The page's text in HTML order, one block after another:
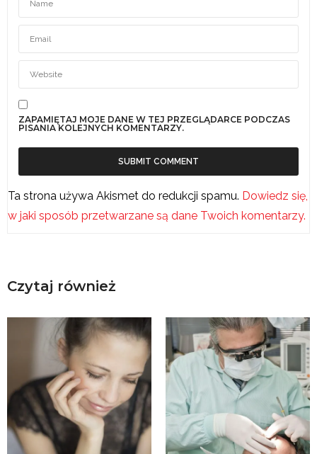
ZAPAMIĘTAJ MOJE DANE W TEJ PRZEGLĄDARCE PODCZAS
PISANIA KOLEJNYCH KOMENTARZY.
Ta strona używa Akismet do redukcji spamu. Dowiedz się,
w jaki sposób przetwarzane są dane Twoich komentarzy.
Czytaj również